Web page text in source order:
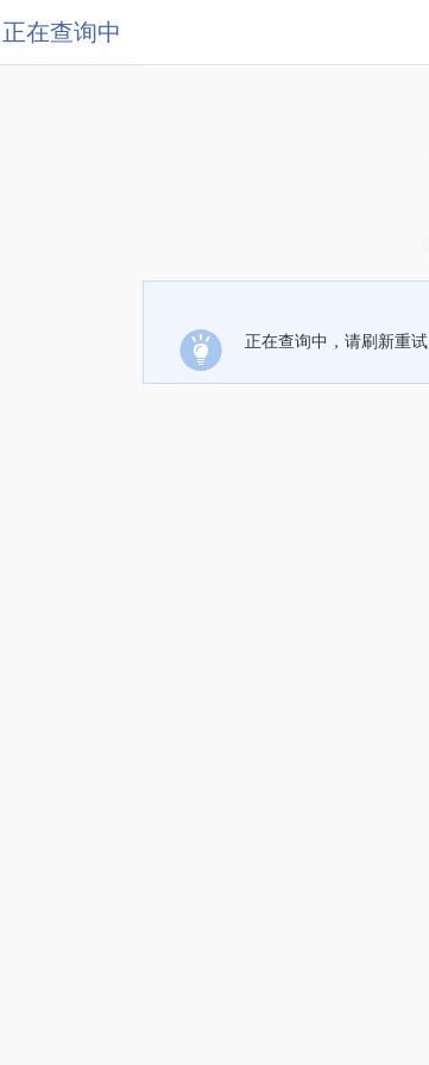
正在查询中
正在查询中，请刷新重试